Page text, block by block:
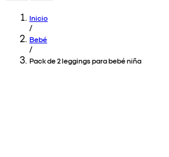
Inicio
/
Bebé
/
Pack de 2 leggings para bebé niña